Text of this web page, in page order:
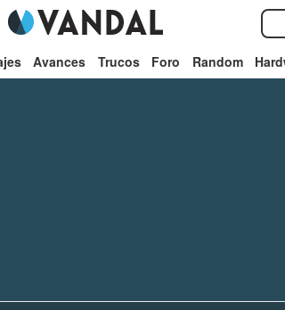
Avances Trucos Foro Random